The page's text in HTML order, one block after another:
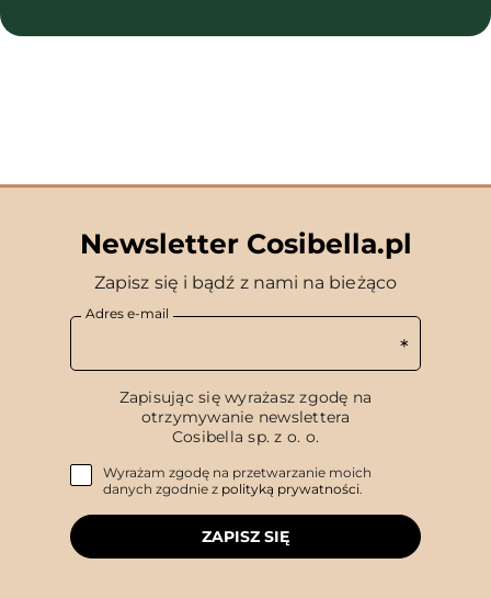
Newsletter Cosibella.pl
Zapisz się i bądź z nami na bieżąco
Adres e-mail
Zapisując się wyrażasz zgodę na
otrzymywanie newslettera
Cosibella sp. z o. o.
Wyrażam zgodę na przetwarzanie moich
danych zgodnie z polityką prywatności.
ZAPISZ SIĘ